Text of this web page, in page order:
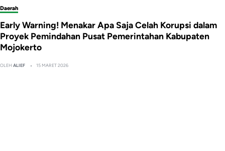
Daerah
Early Warning! Menakar Apa Saja Celah Korupsi dalam
Proyek Pemindahan Pusat Pemerintahan Kabupaten
Mojokerto
OLEHALIEF 15 MARET 2026